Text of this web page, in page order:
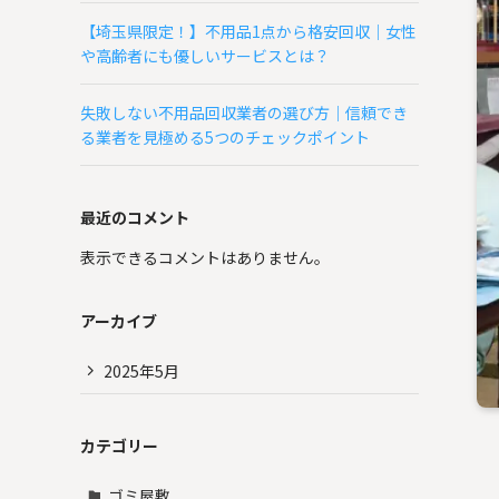
【埼玉県限定！】不用品1点から格安回収｜女性
や高齢者にも優しいサービスとは？
失敗しない不用品回収業者の選び方｜信頼でき
る業者を見極める5つのチェックポイント
最近のコメント
表示できるコメントはありません。
アーカイブ
2025年5月
カテゴリー